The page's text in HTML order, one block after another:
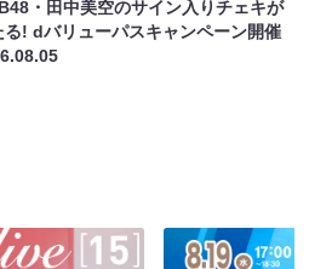
・田中美空のサイン入りチェキが
る! dバリューパスキャンペーン開催